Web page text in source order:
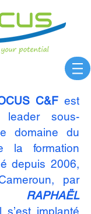
C&Fest
leader sous-
domaine du
la formation
depuis 2006,
par
RAPHAËL
s’est implanté